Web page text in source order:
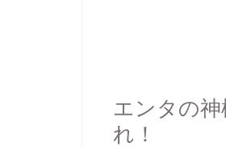
エンタの神
れ！